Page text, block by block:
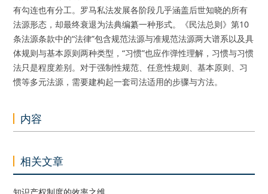
有勾连也有分工。罗马私法发展各阶段几乎涵盖后世知晓的所有
法源形态，却最终衰退为法典编纂一种形式。《民法总则》第10
条法源条款中的“法律”包含规范法源与准规范法源两大谱系以及具
体规则与基本原则两种类型，“习惯”也应作弹性理解，习惯与习惯
法只是程度差别。对于强制性规范、任意性规则、基本原则、习
惯等多元法源，需要建构起一套司法适用的步骤与方法。
内容
相关文章